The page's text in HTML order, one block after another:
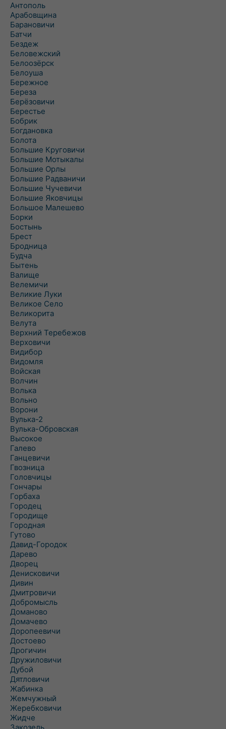
Антополь
Арабовщина
Барановичи
Батчи
Бездеж
Беловежский
Белоозёрск
Белоуша
Бережное
Береза
Берёзовичи
Берестье
Бобрик
Богдановка
Болота
Большие Круговичи
Большие Мотыкалы
Большие Орлы
Большие Радваничи
Большие Чучевичи
Большие Яковчицы
Большое Малешево
Борки
Бостынь
Брест
Бродница
Будча
Бытень
Валище
Велемичи
Великие Луки
Великое Село
Великорита
Велута
Верхний Теребежов
Верховичи
Видибор
Видомля
Войская
Волчин
Волька
Вольно
Ворони
Вулька-2
Вулька-Обровская
Высокое
Галево
Ганцевичи
Гвозница
Головчицы
Гончары
Горбаха
Городец
Городище
Городная
Гутово
Давид-Городок
Дарево
Дворец
Денисковичи
Дивин
Дмитровичи
Добромысль
Доманово
Домачево
Доропеевичи
Достоево
Дрогичин
Дружиловичи
Дубой
Дятловичи
Жабинка
Жемчужный
Жеребковичи
Жидче